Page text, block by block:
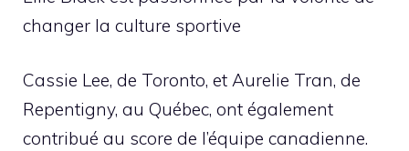
changer la culture sportive
Cassie Lee, de Toronto, et Aurelie Tran, de
Repentigny, au Québec, ont également
contribué au score de l’équipe canadienne.